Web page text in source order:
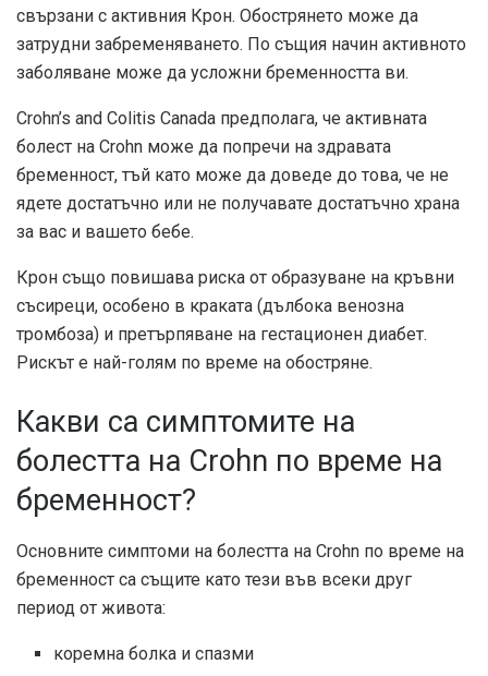
свързани с активния Крон. Обострянето може да
затрудни забременяването. По същия начин активното
заболяване може да усложни бременността ви.
Crohn’s and Colitis Canada предполага, че активната
болест на Crohn може да попречи на здравата
бременност, тъй като може да доведе до това, че не
ядете достатъчно или не получавате достатъчно храна
за вас и вашето бебе.
Крон също повишава риска от образуване на кръвни
съсиреци, особено в краката (дълбока венозна
тромбоза) и претърпяване на гестационен диабет.
Рискът е най-голям по време на обостряне.
Какви са симптомите на
болестта на Crohn по време на
бременност?
Основните симптоми на болестта на Crohn по време на
бременност са същите като тези във всеки друг
период от живота:
коремна болка и спазми